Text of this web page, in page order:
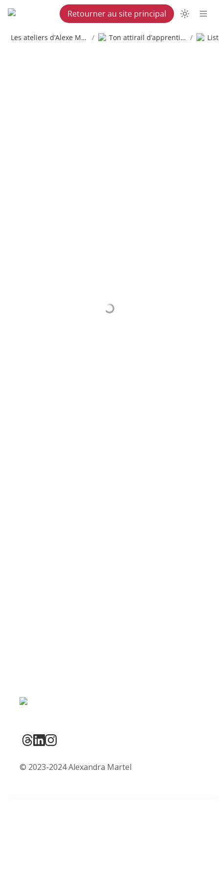
Retourner au site principal
Les ateliers d’Alexe Martel / Ton attirail d’apprenti copywriter /
© 2023-2024 Alexandra Martel